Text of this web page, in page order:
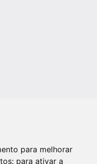
para melhorar
para ativar a